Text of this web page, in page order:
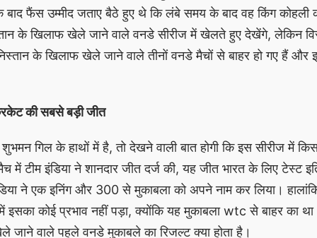
फैंस उम्मीद जताए बैठे हुए थे कि लंबे समय के बाद वह किंग कोहली
के खिलाफ खेले जाने वाले वनडे सीरीज में खेलते हुए देखेंगे, लेकिन
के खिलाफ खेले जाने वाले तीनों वनडे मैचों से बाहर हो गए हैं
की सबसे बड़ी जीत
शुभमन गिल के हाथों में है, तो देखने वाली बात होगी कि इस सीरीज में
में टीम इंडिया ने शानदार जीत दर्ज की, यह जीत भारत के लिए टेस्ट
ने एक इनिंग और 300 से मुकाबला को अपने नाम कर लिया।
इसका कोई प्रभाव नहीं पड़ा, क्योंकि यह मुकाबला wtc से बाहर का
जाने वाले पहले वनडे मुकाबले का रिजल्ट क्या होता है।